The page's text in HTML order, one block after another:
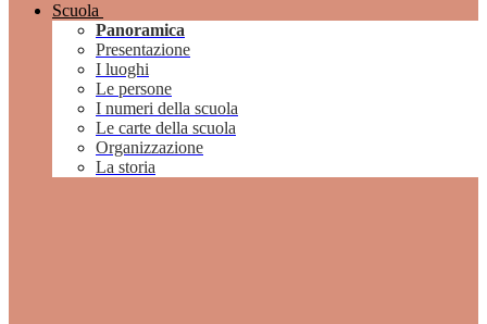
Scuola
Panoramica
Presentazione
I luoghi
Le persone
I numeri della scuola
Le carte della scuola
Organizzazione
La storia